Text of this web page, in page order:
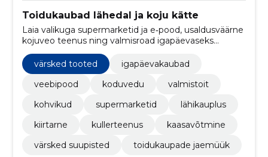
Toidukaubad lähedal ja koju kätte
Laia valikuga supermarketid ja e‑pood, usaldusväärne
kojuveo teenus ning valmisroad igapäevaseks
mugavuseks.
värsked tooted
igapäevakaubad
veebipood
koduvedu
valmistoit
kohvikud
supermarketid
lähikauplus
kiirtarne
kullerteenus
kaasavõtmine
värsked suupisted
toidukaupade jaemüük